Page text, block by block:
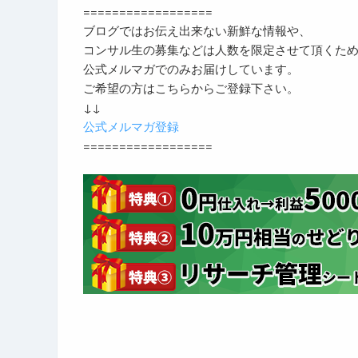
==================
ブログではお伝え出来ない新鮮な情報や、
コンサル生の募集などは人数を限定させて頂くため
公式メルマガでのみお届けしています。
ご希望の方はこちらからご登録下さい。
↓↓
公式メルマガ登録
==================